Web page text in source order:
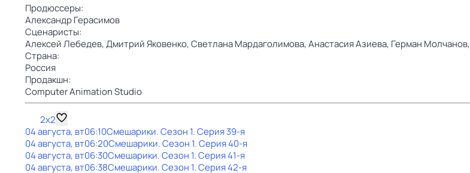
Продюссеры:
Александр Герасимов
Сценаристы:
Алексей Лебедев,Дмитрий Яковенко,Светлана Мардаголимова,Анастасия Азиева, Герман Молчанов,
Страна:
Россия
Продакшн:
Computer Animation Studio
2x2
04 августа, вт06:10Смешарики. Сезон 1. Серия 39-я
04 августа, вт06:20Смешарики. Сезон 1. Серия 40-я
04 августа, вт06:30Смешарики. Сезон 1. Серия 41-я
04 августа, вт06:38Смешарики. Сезон 1. Серия 42-я